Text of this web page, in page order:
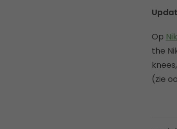
Op
the
(zie